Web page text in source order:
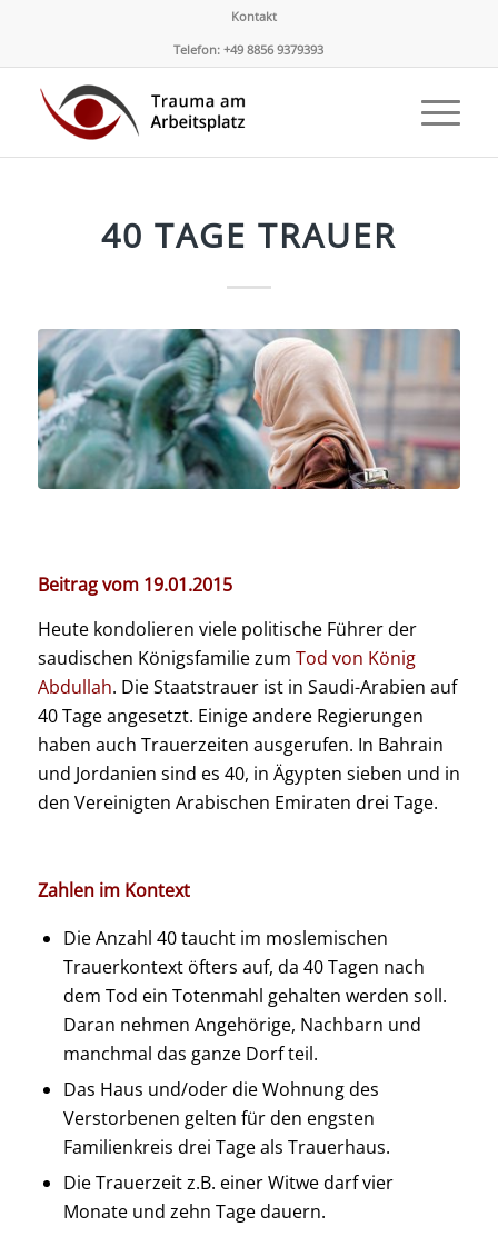
Kontakt
Telefon: +49 8856 9379393
40 TAGE TRAUER
Beitrag vom 19.01.2015
Heute kondolieren viele politische Führer der
saudischen Königsfamilie zum Tod von König
Abdullah. Die Staatstrauer ist in Saudi-Arabien auf
40 Tage angesetzt. Einige andere Regierungen
haben auch Trauerzeiten ausgerufen. In Bahrain
und Jordanien sind es 40, in Ägypten sieben und in
den Vereinigten Arabischen Emiraten drei Tage.
Zahlen im Kontext
Die Anzahl 40 taucht im moslemischen
Trauerkontext öfters auf, da 40 Tagen nach
dem Tod ein Totenmahl gehalten werden soll.
Daran nehmen Angehörige, Nachbarn und
manchmal das ganze Dorf teil.
Das Haus und/oder die Wohnung des
Verstorbenen gelten für den engsten
Familienkreis drei Tage als Trauerhaus.
Die Trauerzeit z.B. einer Witwe darf vier
Monate und zehn Tage dauern.